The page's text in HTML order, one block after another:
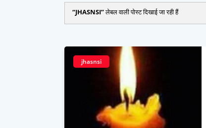
JHASNSI लेबल वाली पोस्ट दिखाई जा रही हैं
jhasnsi